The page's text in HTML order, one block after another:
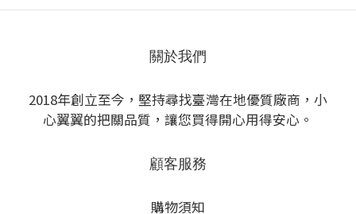
關於我們
2018年創立至今，堅持尋找臺灣在地優質廠商，小
心翼翼的把關品質，讓您買得開心用得安心。
顧客服務
購物須知